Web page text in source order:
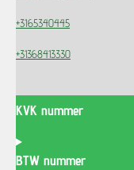
+3165340445
+31368413330
KVK nummer
BTW nummer